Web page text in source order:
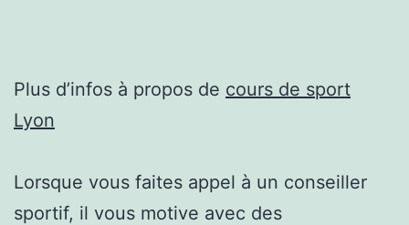
Plus d’infos à propos de cours de sport
Lyon
Lorsque vous faites appel à un conseiller
sportif, il vous motive avec des